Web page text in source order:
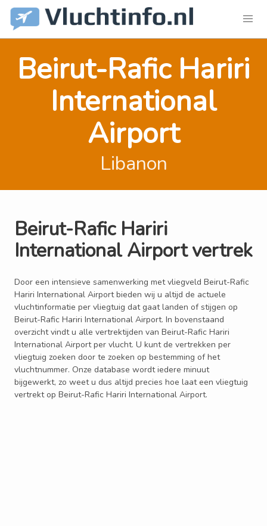
Beirut-Rafic Hariri
International
Airport
Libanon
Beirut-Rafic Hariri
International Airport vertrek
Door een intensieve samenwerking met vliegveld Beirut-Rafic
Hariri International Airport bieden wij u altijd de actuele
vluchtinformatie per vliegtuig dat gaat landen of stijgen op
Beirut-Rafic Hariri International Airport. In bovenstaand
overzicht vindt u alle vertrektijden van Beirut-Rafic Hariri
International Airport per vlucht. U kunt de vertrekken per
vliegtuig zoeken door te zoeken op bestemming of het
vluchtnummer. Onze database wordt iedere minuut
bijgewerkt, zo weet u dus altijd precies hoe laat een vliegtuig
vertrekt op Beirut-Rafic Hariri International Airport.